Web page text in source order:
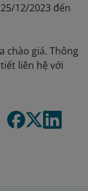
12/2023 đến
chào giá. Thông
liên hệ với